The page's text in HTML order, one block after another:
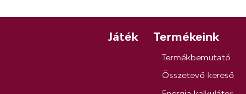
Játék Termékeink
Termékbemutató
Összetevő kereső